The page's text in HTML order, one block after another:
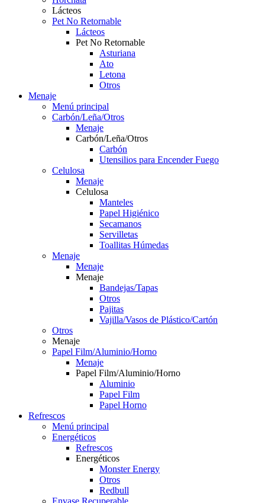
Lácteos
Pet No Retornable
Lácteos
Pet No Retornable
Asturiana
Ato
Letona
Otros
Menaje
Menú principal
Carbón/Leña/Otros
Menaje
Carbón/Leña/Otros
Carbón
Utensilios para Encender Fuego
Celulosa
Menaje
Celulosa
Manteles
Papel Higiénico
Secamanos
Servilletas
Toallitas Húmedas
Menaje
Menaje
Menaje
Bandejas/Tapas
Otros
Pajitas
Vajilla/Vasos de Plástico/Cartón
Otros
Menaje
Papel Film/Aluminio/Horno
Menaje
Papel Film/Aluminio/Horno
Aluminio
Papel Film
Papel Horno
Refrescos
Menú principal
Energéticos
Refrescos
Energéticos
Monster Energy
Otros
Redbull
Envase Recuperable